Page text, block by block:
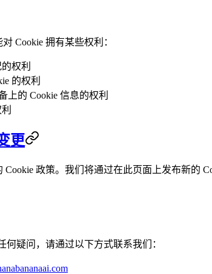
Cookie 拥有某些权利：
权利
的权利
上的 Cookie 信息的权利
更
Cookie 政策。我们将通过在此页面上发布新的
何疑问，请通过以下方式联系我们：